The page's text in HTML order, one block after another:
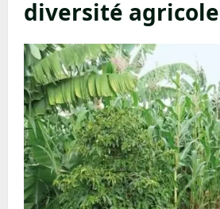
diversité